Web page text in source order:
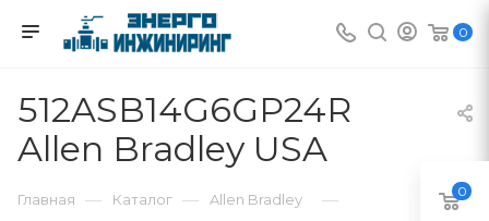
0
512ASB14G6GP24R
Allen Bradley USA
Главная — Каталог — Allen Bradley — 0